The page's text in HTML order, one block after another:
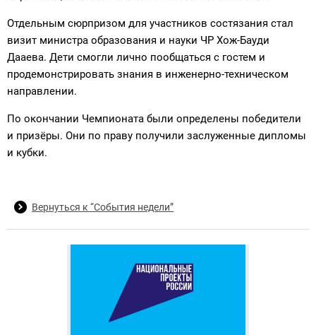
Отдельным сюрпризом для участников состязания стал
визит министра образования и науки ЧР Хож-Бауди
Дааева. Дети смогли лично пообщаться с гостем и
продемонстрировать знания в инженерно-техническом
направлении.
По окончании Чемпионата были определены победители
и призёры. Они по праву получили заслуженные дипломы
и кубки.
Вернуться к “События недели”